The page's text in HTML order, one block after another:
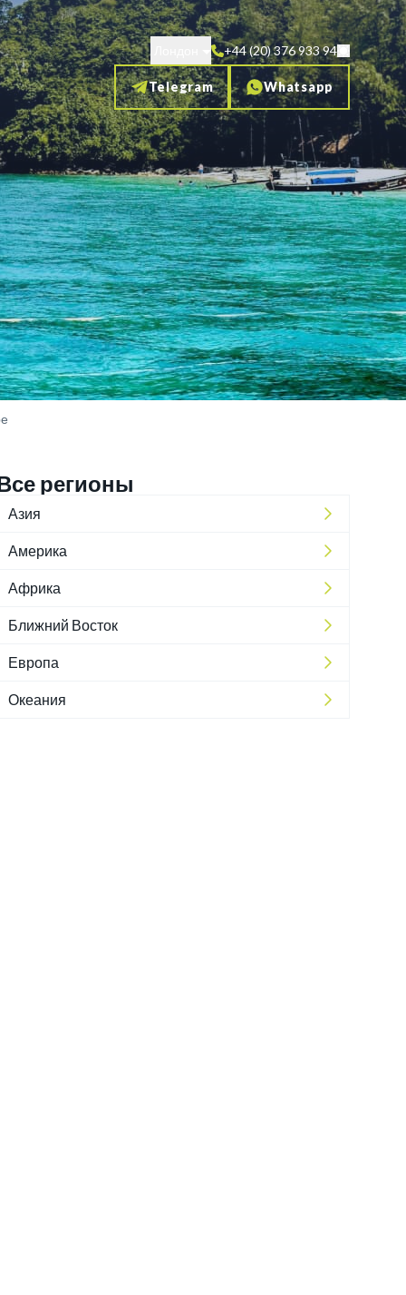
+44 (20) 376 933 94
Telegram Whatsapp
регионы
Азия
Америка
Африка
Ближний Восток
Европа
Океания